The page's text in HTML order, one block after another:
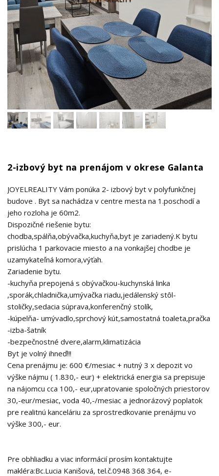
2-izbový byt na prenájom v okrese Galanta
JOYELREALITY Vám ponúka 2- izbový byt v polyfunkčnej
budove . Byt sa nachádza v centre mesta na 1.poschodí a
jeho rozloha je 60m2.
Dispozičné riešenie bytu:
chodba,spálňa,obývačka,kuchyňa,byt je zariadený.K bytu
prislúcha 1 parkovacie miesto a na vonkajšej chodbe je
uzamykateľná komora,výťah.
Zariadenie bytu.
-kuchyňa prepojená s obývačkou-kuchynská linka
,sporák,chladnička,umývačka riadu,jedálenský stôl-
stoličky,sedacia súprava,konferenčný stolík,
-kúpelňa- umývadlo,sprchový kút,samostatná toaleta,pračka
-izba-šatník
-bezpečnostné dvere,alarm,klimatizácia
Byt je volný ihneď!!!
Cena prenájmu je: 600 €/mesiac + nutný 3 x depozit vo
výške nájmu ( 1.830,- eur) + elektrická energia sa prepisuje
na nájomcu cca 100,- eur,upratovanie spoločných priestorov
30,-eur/mesiac, voda 40,-/mesiac a jednorázový poplatok
pre realitnú kanceláriu za sprostredkovanie prenájmu vo
výške 300,- eur.
Pre obhliadku a viac informácií prosím kontaktujte
makléra:Bc.Lucia Kanišová, tel.č.0948 368 364, e-